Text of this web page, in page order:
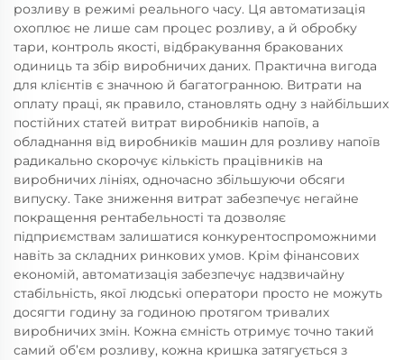
розливу в режимі реального часу. Ця автоматизація
охоплює не лише сам процес розливу, а й обробку
тари, контроль якості, відбракування бракованих
одиниць та збір виробничих даних. Практична вигода
для клієнтів є значною й багатогранною. Витрати на
оплату праці, як правило, становлять одну з найбільших
постійних статей витрат виробників напоїв, а
обладнання від виробників машин для розливу напоїв
радикально скорочує кількість працівників на
виробничих лініях, одночасно збільшуючи обсяги
випуску. Таке зниження витрат забезпечує негайне
покращення рентабельності та дозволяє
підприємствам залишатися конкурентоспроможними
навіть за складних ринкових умов. Крім фінансових
економій, автоматизація забезпечує надзвичайну
стабільність, якої людські оператори просто не можуть
досягти годину за годиною протягом тривалих
виробничих змін. Кожна ємність отримує точно такий
самий об’єм розливу, кожна кришка затягується з